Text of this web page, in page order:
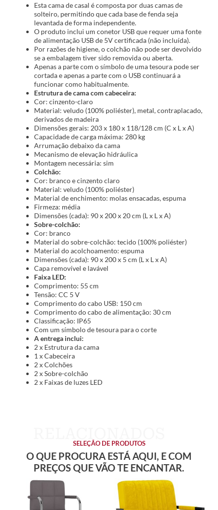
Esta cama de casal é composta por duas camas de
solteiro, permitindo que cada base de fenda seja
levantada de forma independente.
O produto inclui um conetor USB que requer uma fonte
de alimentação USB de 5V certificada (não incluída).
Por razões de higiene, o colchão não pode ser devolvido
se a embalagem tiver sido removida ou aberta.
Apenas a parte com o símbolo de uma tesoura pode ser
cortada e apenas a parte com o USB continuará a
funcionar como habitualmente.
Estrutura de cama com cabeceira:
Cor: cinzento-claro
Material: veludo (100% poliéster), metal, contraplacado,
derivados de madeira
Dimensões gerais: 203 x 180 x 118/128 cm (C x L x A)
Capacidade de carga máxima: 280 kg
Arrumação debaixo da cama
Mecanismo de elevação hidráulica
Montagem necessária: sim
Colchão:
Cor: branco e cinzento claro
Material: veludo (100% poliéster)
Material de enchimento: molas ensacadas, espuma
Firmeza: média
Dimensões (cada): 90 x 200 x 20 cm (L x L x A)
Sobre-colchão:
Cor: branco
Material do sobre-colchão: tecido (100% poliéster)
Material do acolchoamento: espuma
Dimensões (cada): 90 x 200 x 5 cm (L x L x A)
Capa removível e lavável
Faixa LED:
Comprimento: 55 cm
Tensão: CC 5 V
Comprimento do cabo USB: 150 cm
Comprimento do cabo de alimentação: 30 cm
Classificação: IP65
Com um símbolo de tesoura para o corte
A entrega inclui:
2 x Estrutura da cama
1 x Cabeceira
2 x Colchões
2 x Sobre-colchão
2 x Faixas de luzes LED
SELEÇÃO DE PRODUTOS
O QUE PROCURA ESTÁ AQUI, E COM
PREÇOS QUE VÃO TE ENCANTAR.